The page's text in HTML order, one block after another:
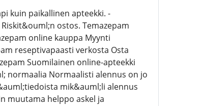
kuin paikallinen apteekki. -
ostos. Temazepam
online kauppa Myynti
reseptivapaasti verkosta Osta
Suomilainen online-apteekki
normaalia Normaalisti alennus on jo
mik&auml;li alennus
muutama helppo askel ja